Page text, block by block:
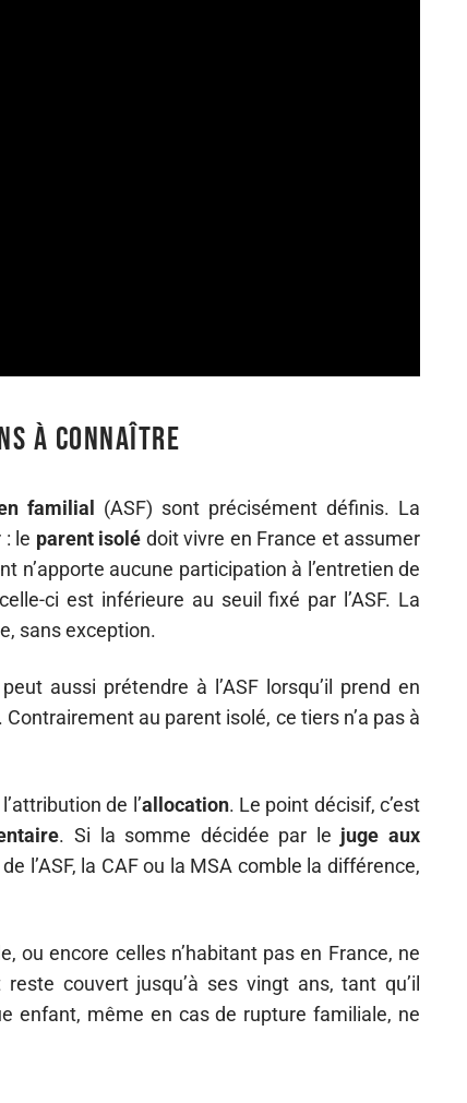
à connaître
familial
(ASF) sont précisément définis. La
le parent isolé doit vivre en France et assumer
n’apporte aucune participation à l’entretien de
ci est inférieure au seuil fixé par l’ASF. La
sans exception.
aussi prétendre à l’ASF lorsqu’il prend en
au parent isolé, ce tiers n’a pas à
de l’allocation. Le point décisif, c’est
. Si la somme décidée par le juge aux
l’ASF, la CAF ou la MSA comble la différence,
ou encore celles n’habitant pas en France, ne
couvert jusqu’à ses vingt ans, tant qu’il
enfant, même en cas de rupture familiale, ne